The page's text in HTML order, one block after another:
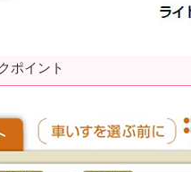
ポイント